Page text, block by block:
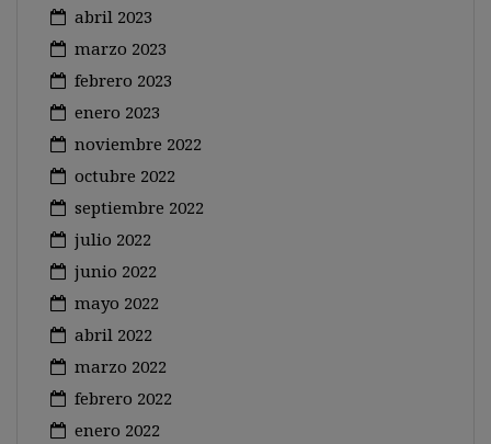
abril 2023
marzo 2023
febrero 2023
enero 2023
noviembre 2022
octubre 2022
septiembre 2022
julio 2022
junio 2022
mayo 2022
abril 2022
marzo 2022
febrero 2022
enero 2022